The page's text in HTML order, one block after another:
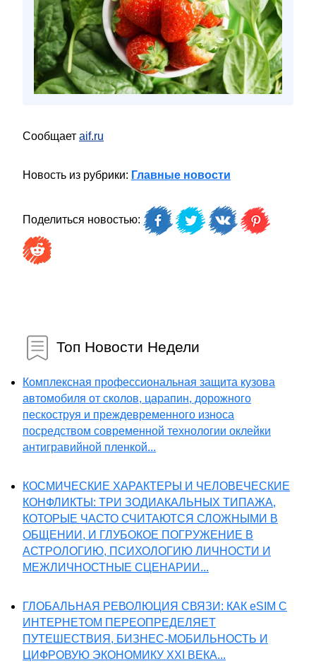
Сообщает aif.ru
Новость из рубрики: Главные новости
Поделиться новостью:
Топ Новости Недели
Комплексная профессиональная защита кузова
автомобиля от сколов, царапин, дорожного
пескоструя и преждевременного износа
посредством современной технологии оклейки
антигравийной пленкой...
КОСМИЧЕСКИЕ ХАРАКТЕРЫ И ЧЕЛОВЕЧЕСКИЕ
КОНФЛИКТЫ: ТРИ ЗОДИАКАЛЬНЫХ ТИПАЖА,
КОТОРЫЕ ЧАСТО СЧИТАЮТСЯ СЛОЖНЫМИ В
ОБЩЕНИИ, И ГЛУБОКОЕ ПОГРУЖЕНИЕ В
АСТРОЛОГИЮ, ПСИХОЛОГИЮ ЛИЧНОСТИ И
МЕЖЛИЧНОСТНЫЕ СЦЕНАРИИ...
ГЛОБАЛЬНАЯ РЕВОЛЮЦИЯ СВЯЗИ: КАК eSIM С
ИНТЕРНЕТОМ ПЕРЕОПРЕДЕЛЯЕТ
ПУТЕШЕСТВИЯ, БИЗНЕС-МОБИЛЬНОСТЬ И
ЦИФРОВУЮ ЭКОНОМИКУ XXI ВЕКА...